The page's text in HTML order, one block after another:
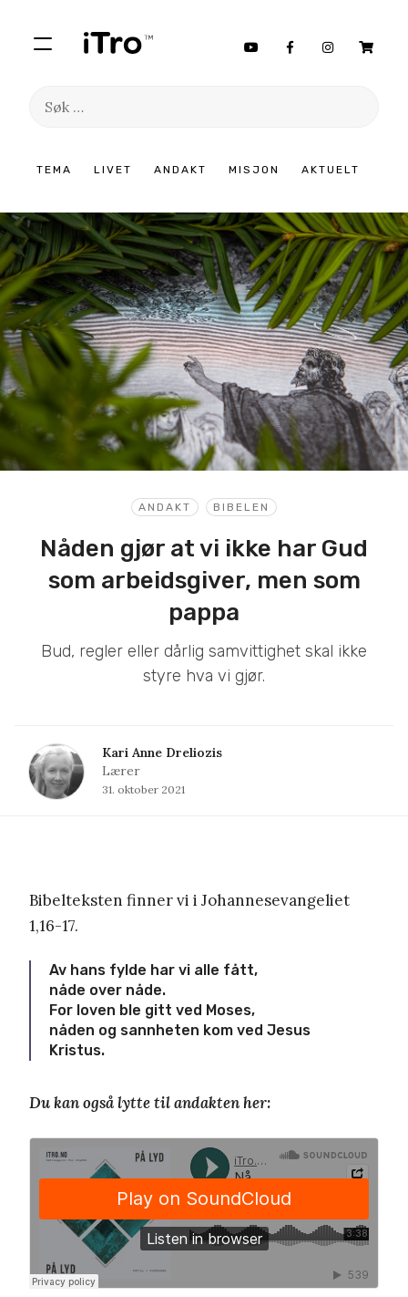
TEMA LIVET ANDAKT MISJON AKTUELT
Søk
innhold
ANDAKT BIBELEN
Nåden gjør at vi ikke har Gud
som arbeidsgiver, men som
pappa
Bud, regler eller dårlig samvittighet skal ikke
styre hva vi gjør.
Kari Anne Dreliozis
Lærer
31. oktober 2021
Bibelteksten finner vi i Johannesevangeliet
1,16-17.
Av hans fylde har vi alle fått,
nåde over nåde.
For loven ble gitt ved Moses,
nåden og sannheten kom ved Jesus
Kristus.
Du kan også lytte til andakten her: